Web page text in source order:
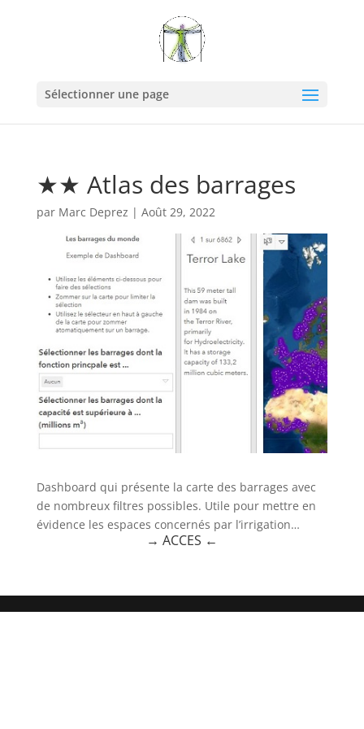
Sélectionner une page
★★ Atlas des barrages
par Marc Deprez | Août 29, 2022
Dashboard qui présente la carte des barrages avec
de nombreux filtres possibles. Utile pour mettre en
évidence les espaces concernés par l’irrigation…
→ ACCES ←